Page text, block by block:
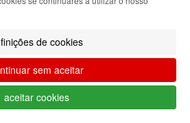
glutamina,
e como
anti-
e
do sistema
the performance of the
via social networks and
our site, you accept the use of
more information, see our
Policy. You can configure your
settings.
Accepted
de cookies
sem aceitar
aceitar cookies